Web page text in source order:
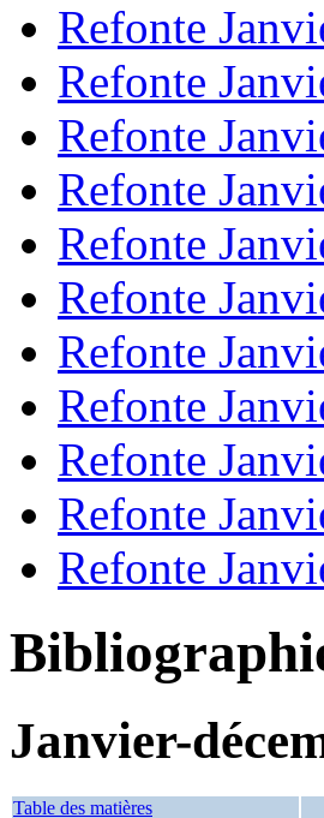
Refonte
Refonte
Refonte
Refonte
Refonte
Refonte
Refonte
Refonte
Refonte
Refonte
Refonte
Janvier-
Table des matières